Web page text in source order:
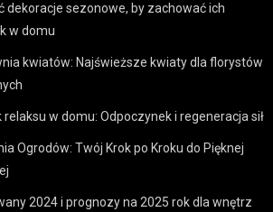
dekoracje sezonowe, by zachować ich
w domu
kwiatów: Najświeższe kwiaty dla florystów
w domu: Odpoczynek i regeneracja sił
Ogrodów: Twój Krok po Kroku do Pięknej
2024 i prognozy na 2025 rok dla wnętrz